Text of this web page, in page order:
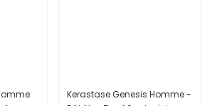
Kerastase Genesis Homme -